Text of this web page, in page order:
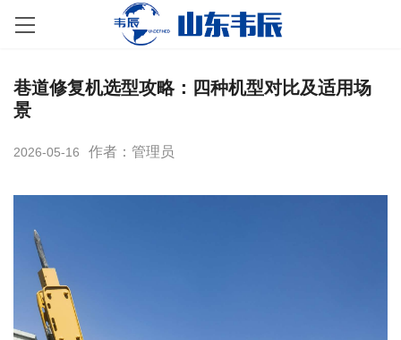
巷道修复机选型攻略：四种机型对比及适用场
景
2026-05-16 作者：管理员